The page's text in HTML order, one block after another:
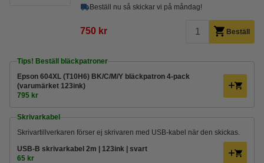
Beställ nu så skickar vi på måndag!
750 kr Beställ
Tips! Beställ bläckpatroner
Epson 604XL (T10H6) BK/C/M/Y bläckpatron 4-pack
(varumärket 123ink)
795 kr
Skrivarkabel
Skrivartillverkaren förser ej skrivaren med USB-kabel när den skickas.
USB-B skrivarkabel 2m | 123ink | svart
65 kr